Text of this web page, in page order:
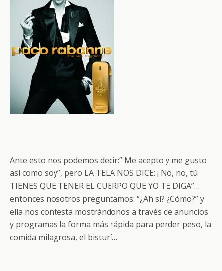
Ante esto nos podemos decir:” Me acepto y me gusto
así como soy”, pero LA TELA NOS DICE: ¡ No, no, tú
TIENES QUE TENER EL CUERPO QUE YO TE DIGA”…
entonces nosotros preguntamos: “¿Ah sí? ¿Cómo?” y
ella nos contesta mostrándonos a través de anuncios
y programas la forma más rápida para perder peso, la
comida milagrosa, el bisturí…